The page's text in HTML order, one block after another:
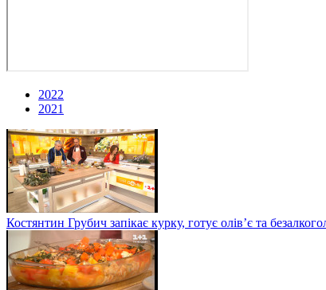
2022
2021
Костянтин Грубич запікає курку, готує олів’є та